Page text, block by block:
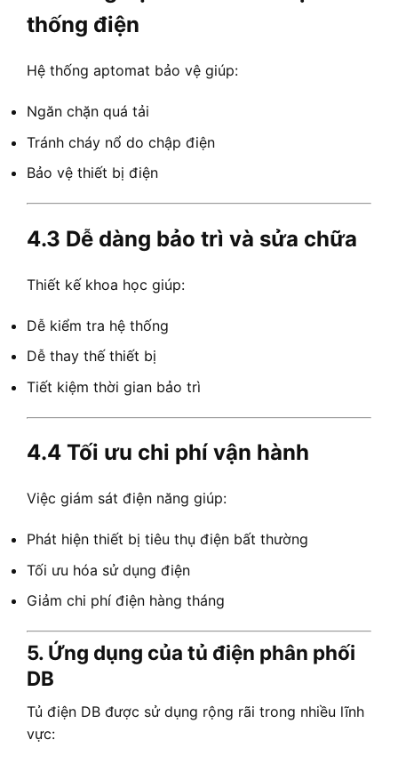
thống điện
Hệ thống aptomat bảo vệ giúp:
Ngăn chặn quá tải
Tránh cháy nổ do chập điện
Bảo vệ thiết bị điện
4.3 Dễ dàng bảo trì và sửa chữa
Thiết kế khoa học giúp:
Dễ kiểm tra hệ thống
Dễ thay thế thiết bị
Tiết kiệm thời gian bảo trì
4.4 Tối ưu chi phí vận hành
Việc giám sát điện năng giúp:
Phát hiện thiết bị tiêu thụ điện bất thường
Tối ưu hóa sử dụng điện
Giảm chi phí điện hàng tháng
5. Ứng dụng của tủ điện phân phối
DB
Tủ điện DB được sử dụng rộng rãi trong nhiều lĩnh
vực: